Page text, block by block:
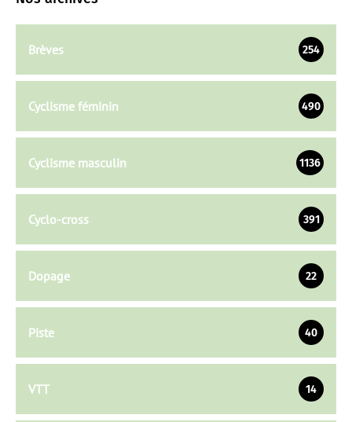
Brèves 254
Cyclisme féminin 490
Cyclisme masculin 1136
Cyclo-cross 391
Dopage 22
Piste 40
VTT 14